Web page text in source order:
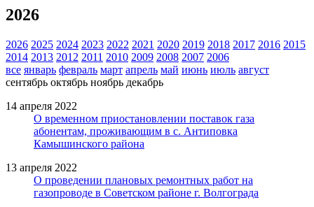
2026
2026 2025 2024 2023 2022 2021 2020 2019 2018 2017 2016 2015
2014 2013 2012 2011 2010 2009 2008 2007 2006
все январь февраль март апрель май июнь июль август
сентябрь октябрь ноябрь декабрь
14 апреля 2022
О временном приостановлении поставок газа
абонентам, проживающим в с. Антиповка
Камышинского района
13 апреля 2022
О проведении плановых ремонтных работ на
газопроводе в Советском районе г. Волгограда